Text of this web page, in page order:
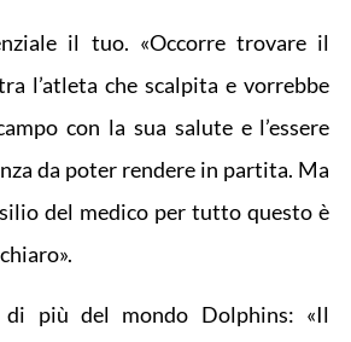
il tuo. «Occorre trovare il
l’atleta che scalpita e vorrebbe
con la sua salute e l’essere
da poter rendere in partita. Ma
del medico per tutto questo è
di più del mondo Dolphins: «Il